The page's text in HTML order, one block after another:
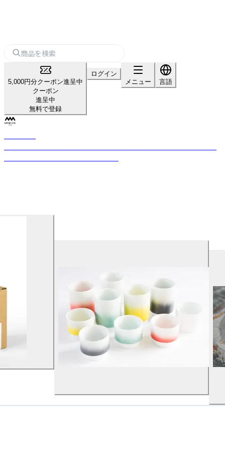
5,000円分クーポン進呈中
クーポン
進呈中
無料で登録
ログイン
メニュー
言語